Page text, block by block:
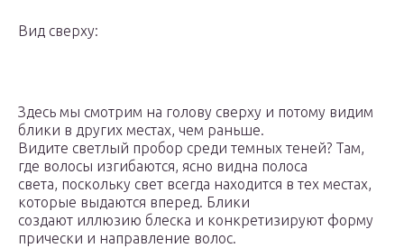
Вид сверху:
Здесь мы смотрим на голову сверху и потому видим
блики в других местах, чем раньше.
Видите светлый пробор среди темных теней? Там,
где волосы изгибаются, ясно видна полоса
света, поскольку свет всегда находится в тех местах,
которые выдаются вперед. Блики
создают иллюзию блеска и конкретизируют форму
прически и направление волос.